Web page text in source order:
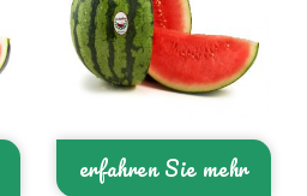
erfahren Sie mehr